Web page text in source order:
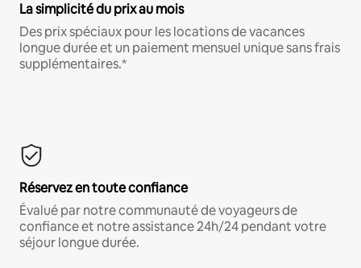
La simplicité du prix au mois
Des prix spéciaux pour les locations de vacances
longue durée et un paiement mensuel unique sans frais
supplémentaires.*
Réservez en toute confiance
Évalué par notre communauté de voyageurs de
confiance et notre assistance 24h/24 pendant votre
séjour longue durée.